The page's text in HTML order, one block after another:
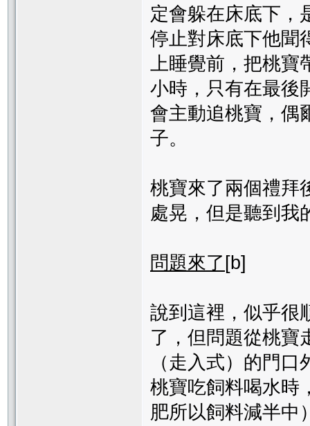
定會躲在床底下，
停止對床底下他聞
上睡覺前，把桃寶
小時，只有在最後
會主動追桃寶，偶
子。
桃寶來了兩個禮拜
處晃，但是聽到我
問題來了 [b]
說到這裡，似乎很
了，但問題從桃寶
（走入式）的門
桃寶吃飼料喝水時
肥所以飼料減半中